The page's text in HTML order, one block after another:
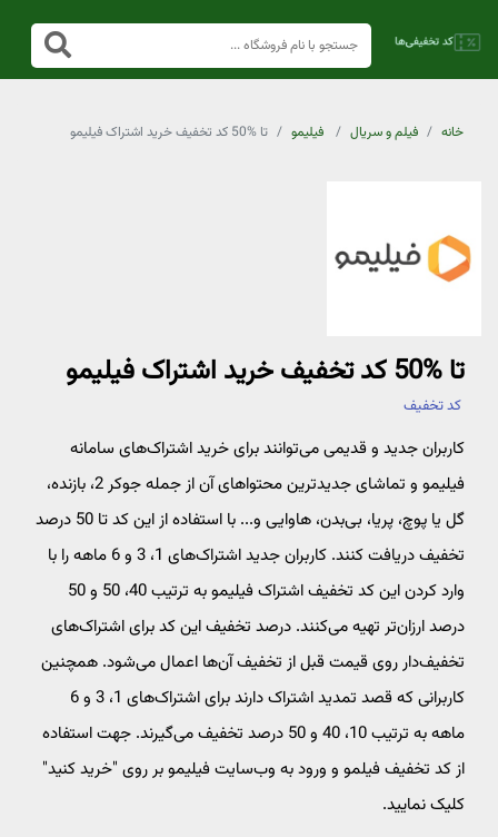
خانه فیلم و سریال فیلیمو تا %50 کد تخفیف خرید اشتراک فیلیمو
تا %50 کد تخفیف خرید اشتراک فیلیمو
کد تخفیف
کاربران جدید و قدیمی می‌توانند برای خرید اشتراک‌های سامانه
فیلیمو و تماشای جدیدترین محتواهای آن از جمله جوکر 2، بازنده،
گل یا پوچ، پریا، بی‌بدن، هاوایی و... با استفاده از این کد تا 50 درصد
تخفیف دریافت کنند. کاربران جدید اشتراک‌های 1، 3 و 6 ماهه را با
وارد کردن این کد تخفیف اشتراک فیلیمو به ترتیب 40، 50 و 50
درصد ارزان‌تر تهیه می‌کنند. درصد تخفیف این کد برای اشتراک‌های
تخفیف‌دار روی قیمت قبل از تخفیف آن‌ها اعمال می‌شود. همچنین
کاربرانی که قصد تمدید اشتراک دارند برای اشتراک‌های 1، 3 و 6
ماهه به ترتیب 10، 40 و 50 درصد تخفیف می‌گیرند. جهت استفاده
از کد تخفیف فیلمو و ورود به وب‌سایت فیلیمو بر روی "خرید کنید"
کلیک نمایید.